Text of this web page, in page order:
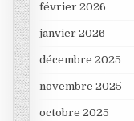
février 2026
janvier 2026
décembre 2025
novembre 2025
octobre 2025